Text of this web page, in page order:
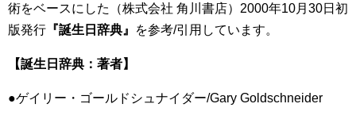
術をベースにした（株式会社 角川書店）2000年10月30日初
版発行 『誕生日辞典』 を参考/引用しています。
【誕生日辞典：著者】
●ゲイリー・ゴールドシュナイダー/Gary Goldschneider